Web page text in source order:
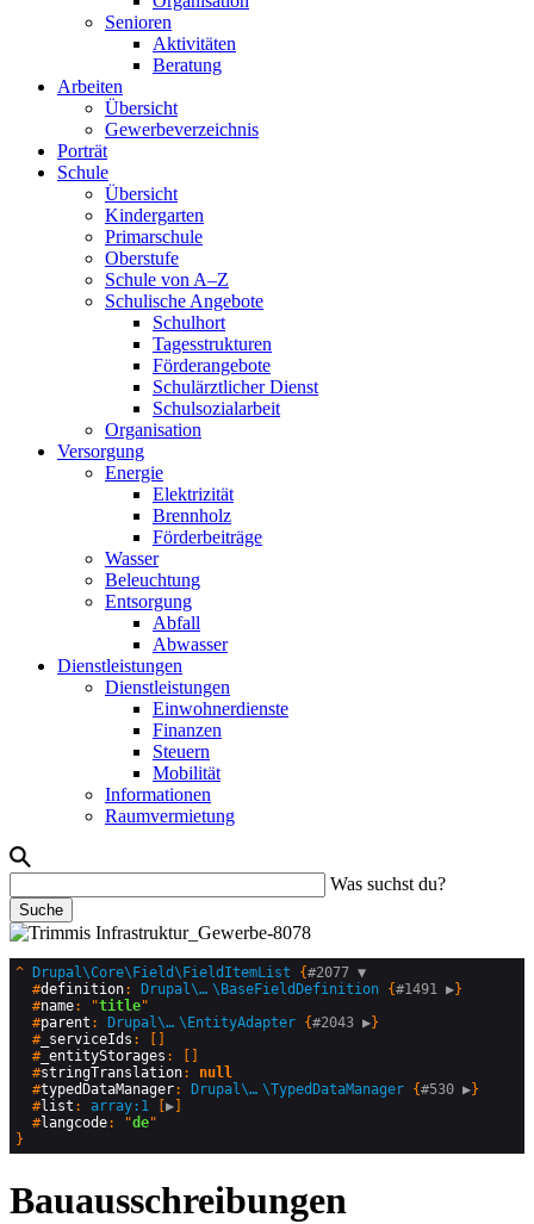
Senioren
Aktivitäten
Beratung
Arbeiten
Übersicht
Gewerbeverzeichnis
Porträt
Schule
Übersicht
Kindergarten
Primarschule
Oberstufe
Schule von A–Z
Schulische Angebote
Schulhort
Tagesstrukturen
Förderangebote
Schulärztlicher Dienst
Schulsozialarbeit
Organisation
Versorgung
Energie
Elektrizität
Brennholz
Förderbeiträge
Wasser
Beleuchtung
Entsorgung
Abfall
Abwasser
Dienstleistungen
Dienstleistungen
Einwohnerdienste
Finanzen
Steuern
Mobilität
Informationen
Raumvermietung
Was suchst du?
Image
^ Drupal\Core\Field\FieldItemList {#2077 ▼
  #
definition: Drupal\Core\Field \ BaseFieldDefinition {#1491 ▶}
  #
name: "title"
  #
parent : Drupal\Core\Entity\Plugin\DataType \ EntityAdapter {#2043 ▶}
  #
_serviceIds : []
  #
_entityStorages : []
  #
stringTranslation: null
  #
typedDataManager: Drupal\Core\TypedData \TypedDataManager {#530 ▶}
  #
list : array:1 ▶
  #
langcode: "de
Bauausschreibungen